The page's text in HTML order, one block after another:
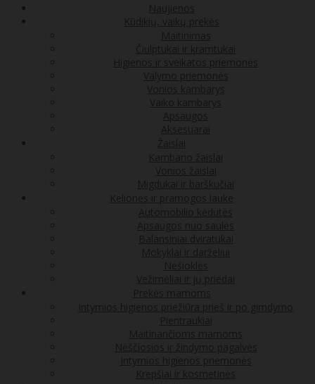
Naujienos
Kūdikių, vaikų prekės
Maitinimas
Čiulptukai ir kramtukai
Higienos ir sveikatos priemonės
Valymo priemonės
Vonios kambarys
Vaiko kambarys
Apsaugos
Aksesuarai
Žaislai
Kambario žaislai
Vonios žaislai
Migdukai ir barškučiai
Kelionės ir pramogos lauke
Automobilio kėdutės
Apsaugos nuo saulės
Balansiniai dviratukai
Mokyklai ir darželiui
Nešioklės
Vežimėliai ir jų priedai
Prekės mamoms
Intymios higienos priežiūra prieš ir po gimdymo
Pientraukiai
Maitinančioms mamoms
Nėščiosios ir žindymo pagalvės
Intymios higienos priemonės
Krepšiai ir kosmetinės